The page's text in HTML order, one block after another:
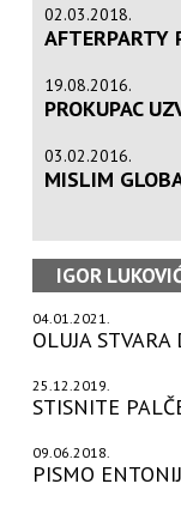
02.03.2018.
AFTERPARTY
19.08.2016.
PROKUPAC
03.02.2016.
MISLIM
IGOR
04.01.2021.
OLUJA
25.12.2019.
STISNITE
09.06.2018.
PISMO